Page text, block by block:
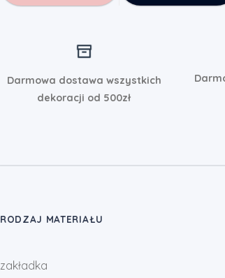
Darmowa dostawa wszystkich
dekoracji od 500zł
RODZAJ MATERIAŁU
zakładka